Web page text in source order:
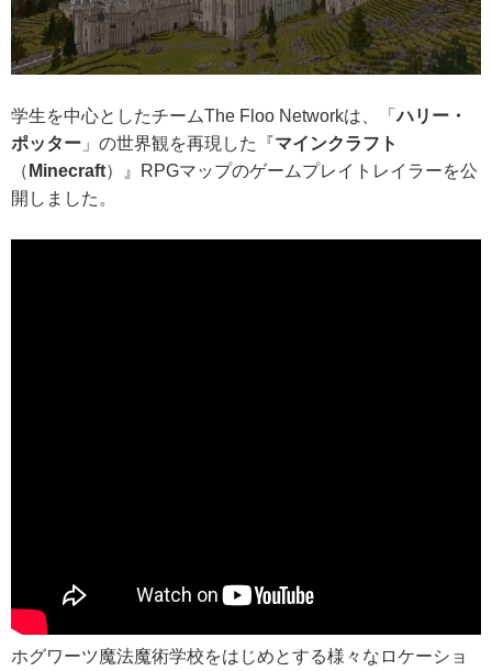
学生を中心としたチームThe Floo Networkは、「ハリー・
ポッター 」の世界観を再現した『マインクラフト
（ Minecraft）』RPGマップのゲームプレイトレイラーを公
開しました。
ホグワーツ魔法魔術学校をはじめとする様々なロケーショ